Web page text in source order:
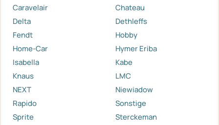
Caravelair
Chateau
Delta
Dethleffs
Fendt
Hobby
Home-Car
Hymer Eriba
Isabella
Kabe
Knaus
LMC
NEXT
Niewiadow
Rapido
Sonstige
Sprite
Sterckeman